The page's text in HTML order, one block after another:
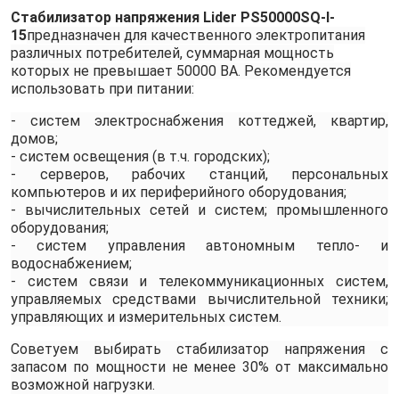
Стабилизатор напряжения Lider PS50000SQ-I-
15предназначен для качественного электропитания
различных потребителей, суммарная мощность
которых не превышает 50000 ВА. Рекомендуется
использовать при питании:
- систем электроснабжения коттеджей, квартир,
домов;
- систем освещения (в т.ч. городских);
- серверов, рабочих станций, персональных
компьютеров и их периферийного оборудования;
- вычислительных сетей и систем; промышленного
оборудования;
- систем управления автономным тепло- и
водоснабжением;
- систем связи и телекоммуникационных систем,
управляемых средствами вычислительной техники;
управляющих и измерительных систем.
Советуем выбирать стабилизатор напряжения с
запасом по мощности не менее 30% от максимально
возможной нагрузки.